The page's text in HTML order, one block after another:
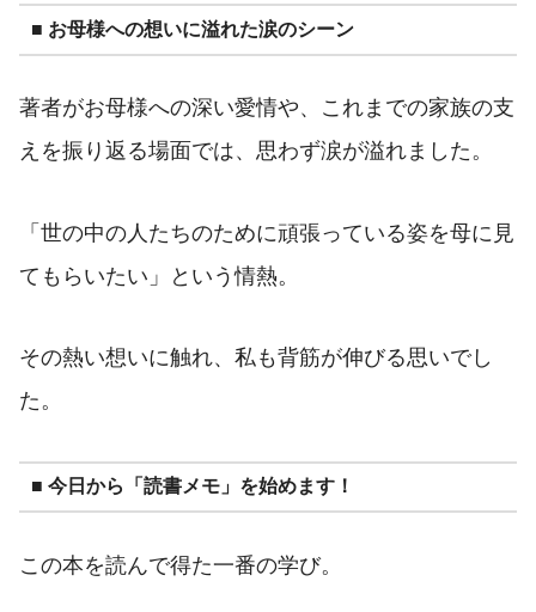
■ お母様への想いに溢れた涙のシーン
著者がお母様への深い愛情や、これまでの家族の支
えを振り返る場面では、思わず涙が溢れました。
「世の中の人たちのために頑張っている姿を母に見
てもらいたい」という情熱。
その熱い想いに触れ、私も背筋が伸びる思いでし
た。
■ 今日から「読書メモ」を始めます！
この本を読んで得た一番の学び。